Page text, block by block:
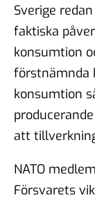
Sverige
faktiska
konsumtion
förstnämnda
konsumtion
att
NATO
Försvarets